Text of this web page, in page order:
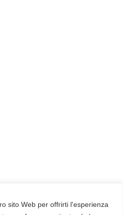
sito Web per offrirti l'esperienza